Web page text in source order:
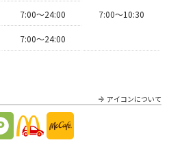
7:00〜10:30
7:00〜24:00
7:00〜24:00
アイコンについて